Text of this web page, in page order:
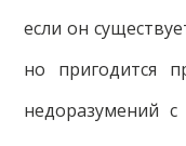
если он
но пригодится
недоразумений